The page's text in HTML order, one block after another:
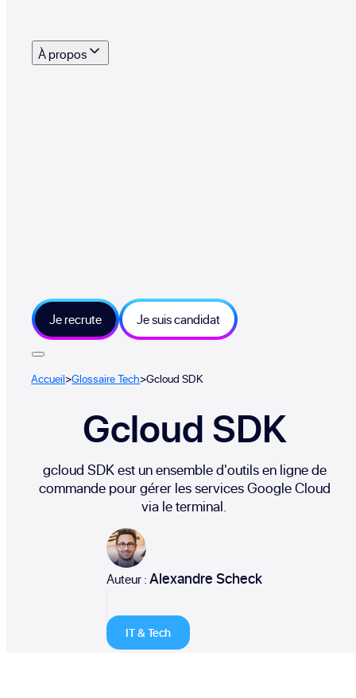
À propos
Je recrute Je suis candidat
Accueil>Glossaire Tech>Gcloud SDK
Gcloud SDK
gcloud SDK est un ensemble d'outils en ligne de
commande pour gérer les services Google Cloud
via le terminal.
Auteur :Alexandre Scheck
IT & Tech